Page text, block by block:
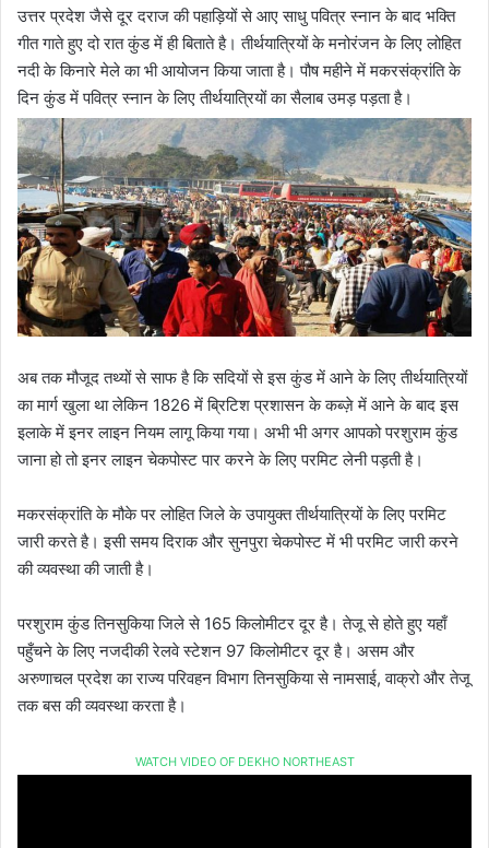
उत्तर प्रदेश जैसे दूर दराज की पहाड़ियों से आए साधु पवित्र स्नान के बाद भक्ति
गीत गाते हुए दो रात कुंड में ही बिताते है। तीर्थयात्रियों के मनोरंजन के लिए लोहित
नदी के किनारे मेले का भी आयोजन किया जाता है। पौष महीने में मकरसंक्रांति के
दिन कुंड में पवित्र स्नान के लिए तीर्थयात्रियों का सैलाब उमड़ पड़ता है।
अब तक मौजूद तथ्यों से साफ है कि सदियों से इस कुंड में आने के लिए तीर्थयात्रियों
का मार्ग खुला था लेकिन 1826 में ब्रिटिश प्रशासन के कब्ज़े में आने के बाद इस
इलाके में इनर लाइन नियम लागू किया गया। अभी भी अगर आपको परशुराम कुंड
जाना हो तो इनर लाइन चेकपोस्ट पार करने के लिए परमिट लेनी पड़ती है।
मकरसंक्रांति के मौके पर लोहित जिले के उपायुक्त तीर्थयात्रियों के लिए परमिट
जारी करते है। इसी समय दिराक और सुनपुरा चेकपोस्ट में भी परमिट जारी करने
की व्यवस्था की जाती है।
परशुराम कुंड तिनसुकिया जिले से 165 किलोमीटर दूर है। तेजू से होते हुए यहाँ
पहुँचने के लिए नजदीकी रेलवे स्टेशन 97 किलोमीटर दूर है। असम और
अरुणाचल प्रदेश का राज्य परिवहन विभाग तिनसुकिया से नामसाई, वाक्रो और तेजू
तक बस की व्यवस्था करता है।
WATCH VIDEO OF DEKHO NORTHEAST